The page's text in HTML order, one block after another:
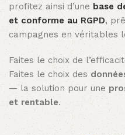
profitez ainsi d’unebase
et conforme au RGPD,
campagnes en véritables
Faites le choix de
Faites le choix des
— la solution pour une
et rentable.